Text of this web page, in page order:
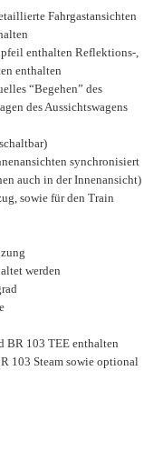
Fahrgastansichten
enthalten Reflektions-,
enthalten
“Begehen” des
des Aussichtswagens
synchronisiert
auch in der Innenansicht)
sowie für den Train
werden
BR 103 TEE enthalten
103 Steam sowie optional